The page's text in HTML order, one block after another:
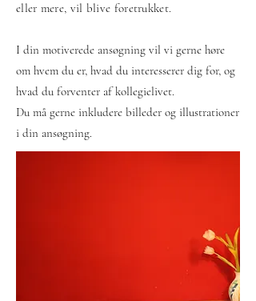
eller mere, vil blive foretrukket.
I din motiverede ansøgning vil vi gerne høre
om hvem du er, hvad du interesserer dig for, og
hvad du forventer af kollegielivet.
Du må gerne inkludere billeder og illustrationer
i din ansøgning.